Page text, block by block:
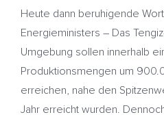
Heute dann beruhigende
Energieministers – Das
Umgebung sollen innerhalb
Produktionsmengen um
erreichen, nahe den
Jahr erreicht wurden.